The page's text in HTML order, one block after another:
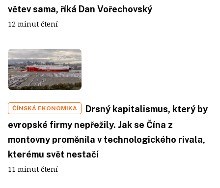
větev sama, říká Dan Vořechovský
12 minut čtení
ČÍNSKÁ EKONOMIKA
Drsný kapitalismus, který by
evropské firmy nepřežily. Jak se Čína z
montovny proměnila v technologického rivala,
kterému svět nestačí
11 minut čtení